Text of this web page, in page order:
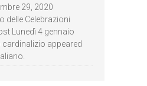
29, 2020
delle Celebrazioni
Lunedì 4 gennaio
appeared